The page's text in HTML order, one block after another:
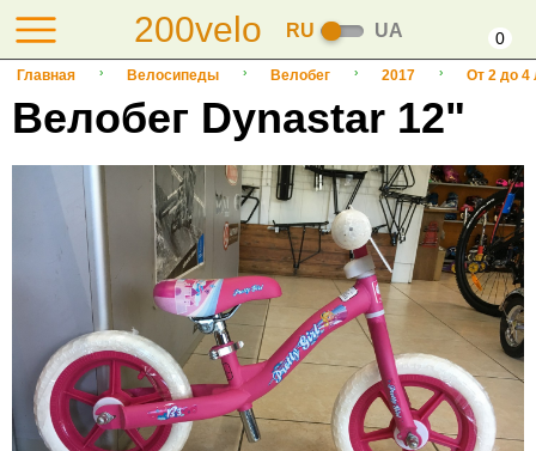
200velo RU UA 0
Главная Велосипеды Велобег 2017 От 2 до 4
Велобег Dynastar 12"